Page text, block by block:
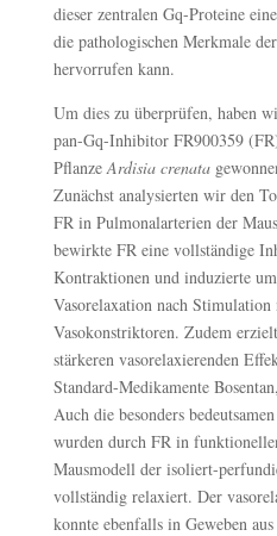
dieser zentralen Gq-Proteine
die pathologischen Merkmale
hervorrufen kann.
Um dies zu überprüfen, haben
pan-Gq-Inhibitor FR900359
PflanzeArdisia crenata
Zunächst analysierten wir den
FR in Pulmonalarterien der
bewirkte FR eine vollständige
Kontraktionen und induzierte
Vasorelaxation nach
Vasokonstriktoren. Zudem
stärkeren vasorelaxierenden
Standard-Medikamente
Auch die besonders
wurden durch FR in
Mausmodell der isoliert-
vollständig relaxiert. Der
konnte ebenfalls in Geweben